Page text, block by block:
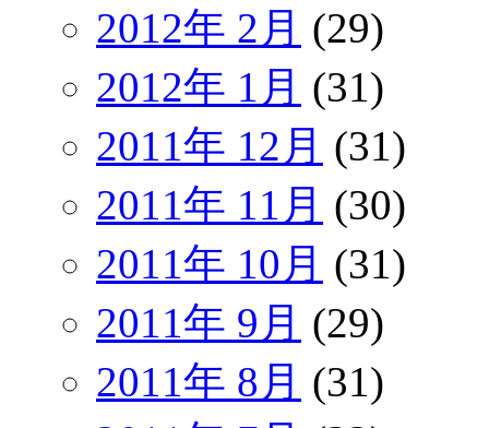
2012年 2月 (29)
2012年 1月 (31)
2011年 12月 (31)
2011年 11月 (30)
2011年 10月 (31)
2011年 9月 (29)
2011年 8月 (31)